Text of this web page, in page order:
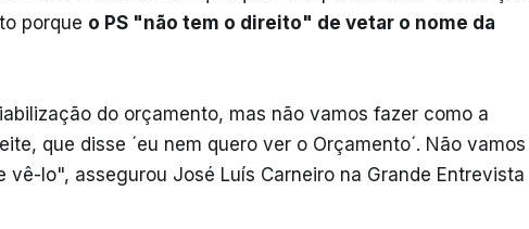
porque o PS "não tem o direito" de vetar o nome da
do orçamento, mas não vamos fazer como a
que disse ´eu nem quero ver o Orçamento´. Não vamos
vê-lo", assegurou José Luís Carneiro na Grande Entrevista